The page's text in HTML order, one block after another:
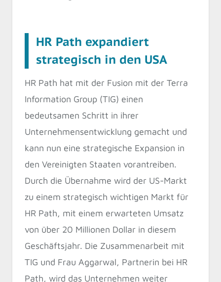
HR Path expandiert
strategisch in den USA
HR Path hat mit der Fusion mit der Terra
Information Group (TIG) einen
bedeutsamen Schritt in ihrer
Unternehmensentwicklung gemacht und
kann nun eine strategische Expansion in
den Vereinigten Staaten vorantreiben.
Durch die Übernahme wird der US-Markt
zu einem strategisch wichtigen Markt für
HR Path, mit einem erwarteten Umsatz
von über 20 Millionen Dollar in diesem
Geschäftsjahr. Die Zusammenarbeit mit
TIG und Frau Aggarwal, Partnerin bei HR
Path, wird das Unternehmen weiter